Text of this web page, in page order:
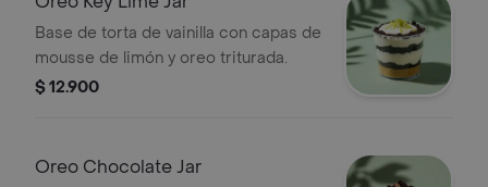
Base de torta de vainilla con capas de
mousse de limón y oreo triturada.
$ 12.900
Oreo Chocolate Jar